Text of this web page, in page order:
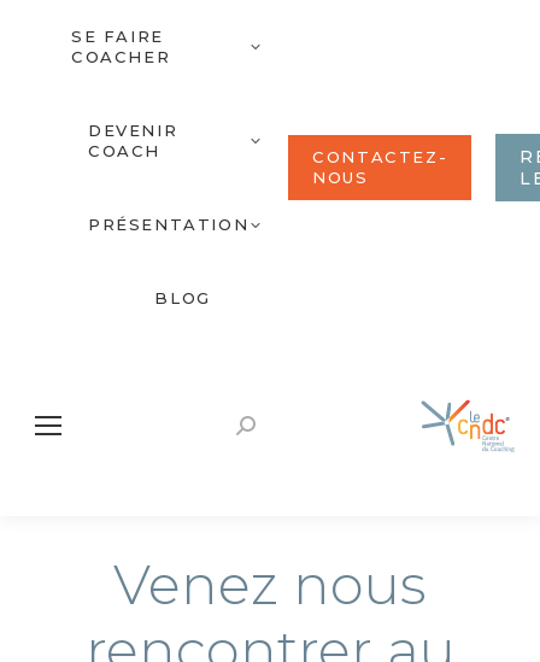
SE FAIRE
COACHER
DEVENIR
COACH
PRÉSENTATION
BLOG
CONTACTEZ-
NOUS
Recherche
Venez nous